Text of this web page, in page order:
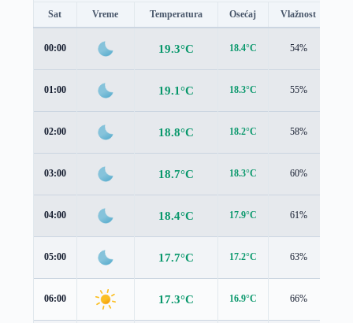
Sat Vreme Temperatura Osećaj Vlažnost
00:00 19.3°C 18.4°C 54%
01:00 19.1°C 18.3°C 55%
02:00 18.8°C 18.2°C 58%
03:00 18.7°C 18.3°C 60%
04:00 18.4°C 17.9°C 61%
05:00 17.7°C 17.2°C 63%
06:00 17.3°C 16.9°C 66%